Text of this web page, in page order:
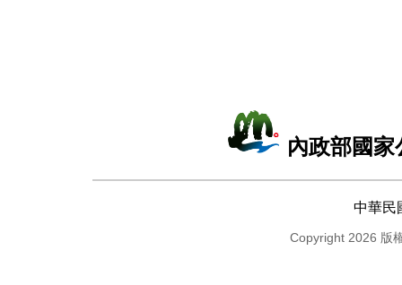
內政部國
中華民
Copyright 2026 版